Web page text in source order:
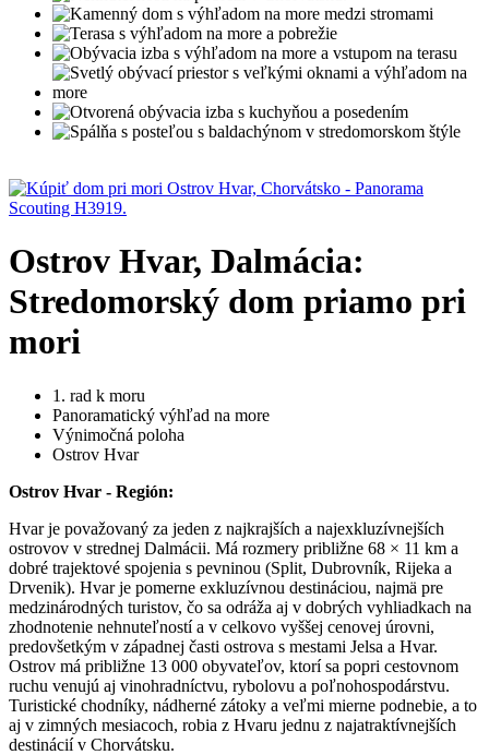
Ostrov Hvar, Dalmácia:
Stredomorský dom priamo pri
mori
1. rad k moru
Panoramatický výhľad na more
Výnimočná poloha
Ostrov Hvar
Ostrov Hvar - Región:
Hvar je považovaný za jeden z najkrajších a najexkluzívnejších
ostrovov v strednej Dalmácii. Má rozmery približne 68 × 11 km a
dobré trajektové spojenia s pevninou (Split, Dubrovník, Rijeka a
Drvenik). Hvar je pomerne exkluzívnou destináciou, najmä pre
medzinárodných turistov, čo sa odráža aj v dobrých vyhliadkach na
zhodnotenie nehnuteľností a v celkovo vyššej cenovej úrovni,
predovšetkým v západnej časti ostrova s mestami Jelsa a Hvar.
Ostrov má približne 13 000 obyvateľov, ktorí sa popri cestovnom
ruchu venujú aj vinohradníctvu, rybolovu a poľnohospodárstvu.
Turistické chodníky, nádherné zátoky a veľmi mierne podnebie, a to
aj v zimných mesiacoch, robia z Hvaru jednu z najatraktívnejších
destinácií v Chorvátsku.